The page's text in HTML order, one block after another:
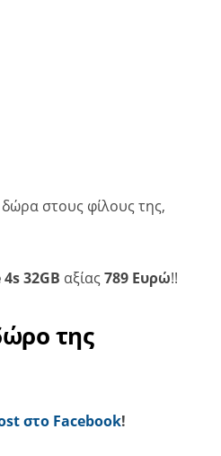
στους φίλους της,
32GB αξίας 789 Eυρώ!!
της
στο Facebook!